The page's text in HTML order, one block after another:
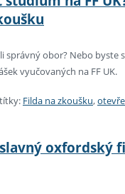
správný obor? Nebo
vyučovaných na FF UK.
Filda na zkoušku,
oxfordský